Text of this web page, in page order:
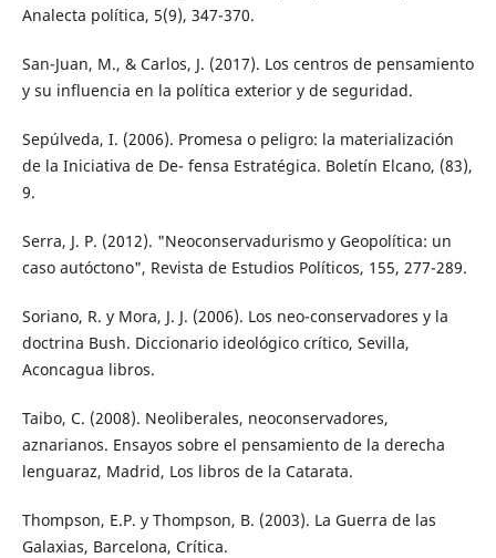
Analecta política, 5(9), 347-370.
San-Juan, M., & Carlos, J. (2017). Los centros de pensamiento
y su influencia en la política exterior y de seguridad.
Sepúlveda, I. (2006). Promesa o peligro: la materialización
de la Iniciativa de De- fensa Estratégica. Boletín Elcano, (83),
9.
Serra, J. P. (2012). "Neoconservadurismo y Geopolítica: un
caso autóctono", Revista de Estudios Políticos, 155, 277-289.
Soriano, R. y Mora, J. J. (2006). Los neo-conservadores y la
doctrina Bush. Diccionario ideológico crítico, Sevilla,
Aconcagua libros.
Taibo, C. (2008). Neoliberales, neoconservadores,
aznarianos. Ensayos sobre el pensamiento de la derecha
lenguaraz, Madrid, Los libros de la Catarata.
Thompson, E.P. y Thompson, B. (2003). La Guerra de las
Galaxias, Barcelona, Crítica.